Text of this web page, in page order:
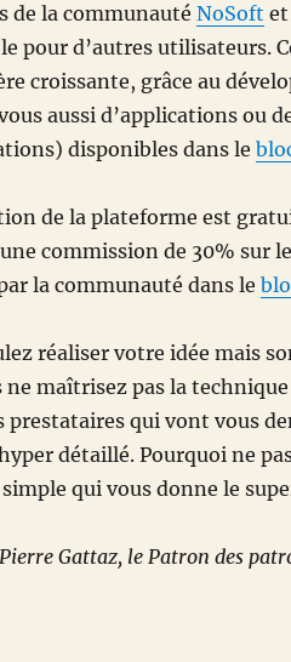
de la communauté NoSoft
pour d’autres utilisateurs.
croissante, grâce au
aussi d’applications ou
disponibles dans le
de la plateforme est
commission de 30% sur
la communauté dans le
réaliser votre idée mais
ne maîtrisez pas la
prestataires qui vont vous
détaillé. Pourquoi ne
qui vous donne le
Pierre Gattaz, le Patron des